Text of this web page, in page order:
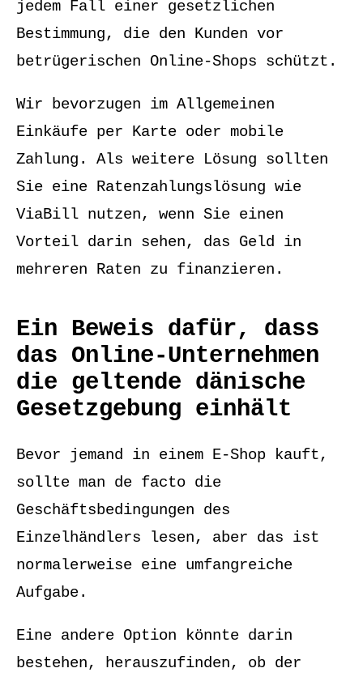
jedem Fall einer gesetzlichen
Bestimmung, die den Kunden vor
betrügerischen Online-Shops schützt.
Wir bevorzugen im Allgemeinen
Einkäufe per Karte oder mobile
Zahlung. Als weitere Lösung sollten
Sie eine Ratenzahlungslösung wie
ViaBill nutzen, wenn Sie einen
Vorteil darin sehen, das Geld in
mehreren Raten zu finanzieren.
Ein Beweis dafür, dass
das Online-Unternehmen
die geltende dänische
Gesetzgebung einhält
Bevor jemand in einem E-Shop kauft,
sollte man de facto die
Geschäftsbedingungen des
Einzelhändlers lesen, aber das ist
normalerweise eine umfangreiche
Aufgabe.
Eine andere Option könnte darin
bestehen, herauszufinden, ob der